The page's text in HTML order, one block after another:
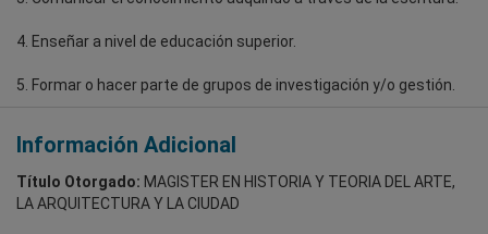
4. Enseñar a nivel de educación superior.
5. Formar o hacer parte de grupos de investigación y/o gestión.
Información Adicional
Título Otorgado: MAGISTER EN HISTORIA Y TEORIA DEL ARTE,
LA ARQUITECTURA Y LA CIUDAD